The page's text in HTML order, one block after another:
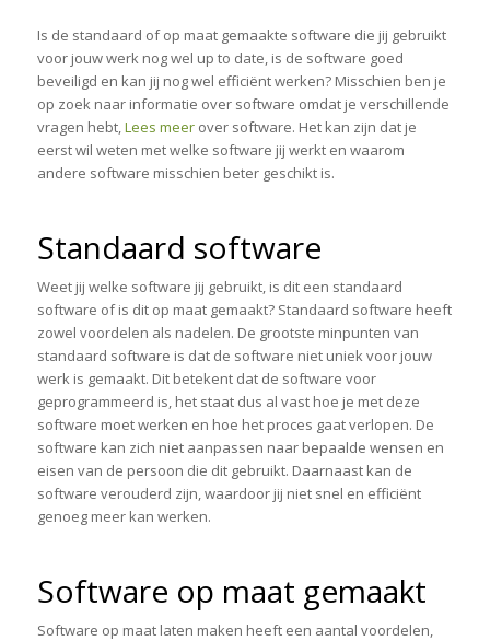
Is de standaard of op maat gemaakte software die jij gebruikt
voor jouw werk nog wel up to date, is de software goed
beveiligd en kan jij nog wel efficiënt werken? Misschien ben je
op zoek naar informatie over software omdat je verschillende
vragen hebt, Lees meerover software. Het kan zijn dat je
eerst wil weten met welke software jij werkt en waarom
andere software misschien beter geschikt is.
Standaard software
Weet jij welke software jij gebruikt, is dit een standaard
software of is dit op maat gemaakt? Standaard software heeft
zowel voordelen als nadelen. De grootste minpunten van
standaard software is dat de software niet uniek voor jouw
werk is gemaakt. Dit betekent dat de software voor
geprogrammeerd is, het staat dus al vast hoe je met deze
software moet werken en hoe het proces gaat verlopen. De
software kan zich niet aanpassen naar bepaalde wensen en
eisen van de persoon die dit gebruikt. Daarnaast kan de
software verouderd zijn, waardoor jij niet snel en efficiënt
genoeg meer kan werken.
Software op maat gemaakt
Software op maat laten maken heeft een aantal voordelen,